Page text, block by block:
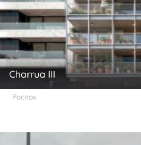
Charrua III
Pocitos